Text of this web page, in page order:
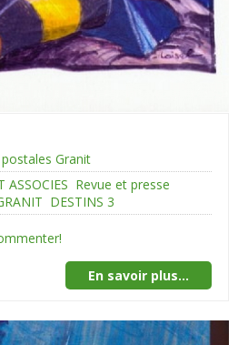
Granit
ASSOCIES Revue et presse
DESTINS 3
En savoir plus...